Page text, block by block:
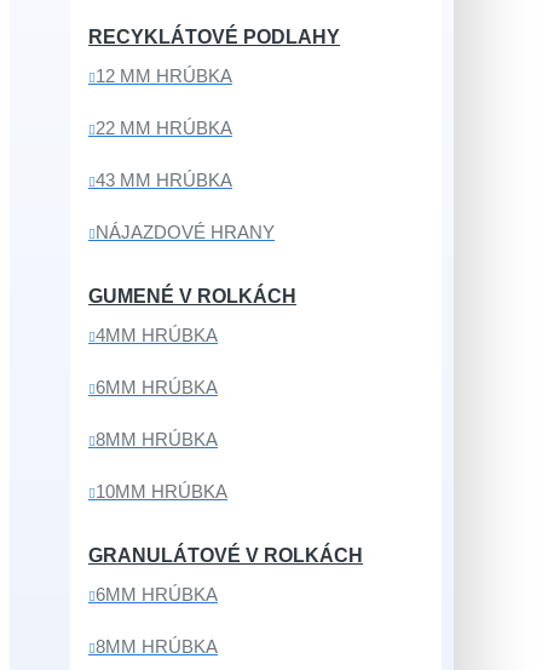
RECYKLÁTOVÉ PODLAHY
12 MM HRÚBKA
22 MM HRÚBKA
43 MM HRÚBKA
NÁJAZDOVÉ HRANY
GUMENÉ V ROLKÁCH
4MM HRÚBKA
6MM HRÚBKA
8MM HRÚBKA
10MM HRÚBKA
GRANULÁTOVÉ V ROLKÁCH
6MM HRÚBKA
8MM HRÚBKA